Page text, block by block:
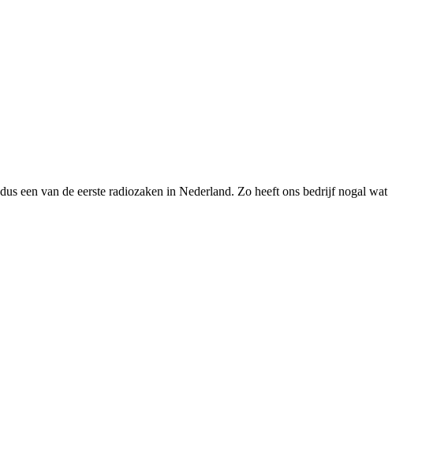
een van de eerste radiozaken in Nederland. Zo heeft ons bedrijf nogal wat